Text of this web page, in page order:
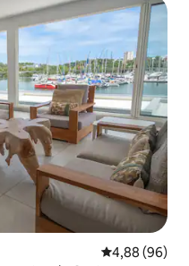
Évaluation
4,88 (96)